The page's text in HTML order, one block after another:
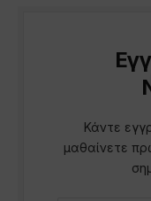
Κάντε
μαθαίνετε